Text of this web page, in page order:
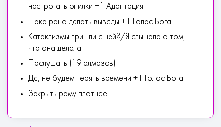
настрогать опилки +1 Адаптация
Пока рано делать выводы +1 Голос Бога
Катаклизмы пришли с ней?/Я слышала о том,
что она делала
Послушать (19 алмазов)
Да, не будем терять времени +1 Голос Бога
Закрыть раму плотнее